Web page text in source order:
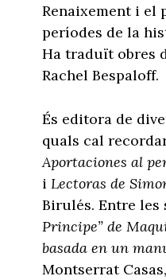
Renaixement i el
períodes de la
Ha traduït obres
Rachel Bespaloff.
És editora de
quals cal
Aportaciones al
iLectoras de
Birulés. Entre les
Principe” de
basada en un
Montserrat